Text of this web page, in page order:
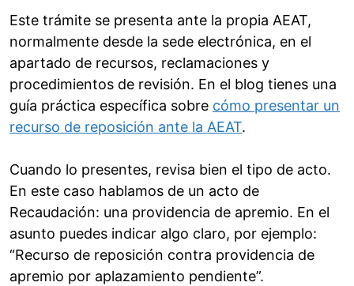
Este trámite se presenta ante la propia AEAT,
normalmente desde la sede electrónica, en el
apartado de recursos, reclamaciones y
procedimientos de revisión. En el blog tienes una
guía práctica específica sobre cómo presentar un
recurso de reposición ante la AEAT.
Cuando lo presentes, revisa bien el tipo de acto.
En este caso hablamos de un acto de
Recaudación: una providencia de apremio. En el
asunto puedes indicar algo claro, por ejemplo:
“Recurso de reposición contra providencia de
apremio por aplazamiento pendiente”.